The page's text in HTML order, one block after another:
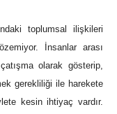
toplumsal ilişkileri
İnsanlar arası
olarak gösterip,
gerekliliği ile harekete
kesin ihtiyaç vardır.